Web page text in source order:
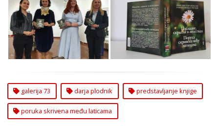
Predstavljanje Knjige
„Poruka Skrivena
Među Laticama“
Autorke Darje Plodnik
Predstavljanje Knjige
„Poruka Skrivena
Među Laticama“
Autorke Darje Plodnik
galerija 73 darja plodnik predstavljanje knjige
poruka skrivena među laticama